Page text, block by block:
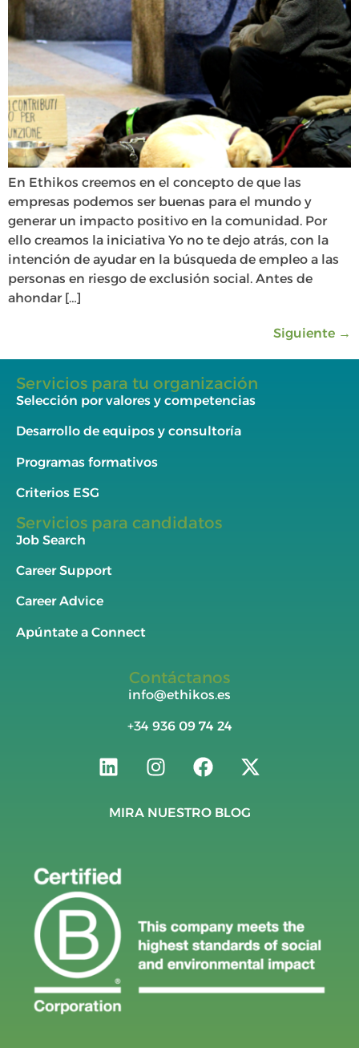
En Ethikos creemos en el concepto de que las
empresas podemos ser buenas para el mundo y
generar un impacto positivo en la comunidad. Por
ello creamos la iniciativa Yo no te dejo atrás, con la
intención de ayudar en la búsqueda de empleo a las
personas en riesgo de exclusión social. Antes de
ahondar […]
Siguiente →
Servicios para tu organización
Selección por valores y competencias
Desarrollo de equipos y consultoría
Programas formativos
Criterios ESG
Servicios para candidatos
Job Search
Career Support
Career Advice
Apúntate a Connect
Contáctanos
info@ethikos.es
+34 936 09 74 24
MIRA NUESTRO BLOG